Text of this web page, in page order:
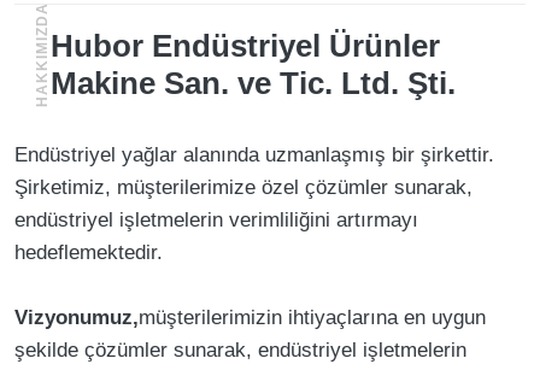
Hubor Endüstriyel Ürünler
Makine San. ve Tic. Ltd. Şti.
HAKKIMIZDA
Endüstriyel yağlar alanında uzmanlaşmış bir şirkettir.
Şirketimiz, müşterilerimize özel çözümler sunarak,
endüstriyel işletmelerin verimliliğini artırmayı
hedeflemektedir.
Vizyonumuz,müşterilerimizin ihtiyaçlarına en uygun
şekilde çözümler sunarak, endüstriyel işletmelerin